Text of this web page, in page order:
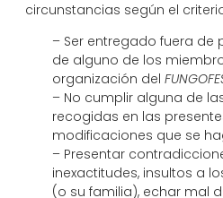
circunstancias según el
– Ser entregado fuera de
de alguno de los
organización del
– No cumplir alguna de
recogidas en las
modificaciones que se
– Presentar
inexactitudes, insultos a
(o su familia), echar mal